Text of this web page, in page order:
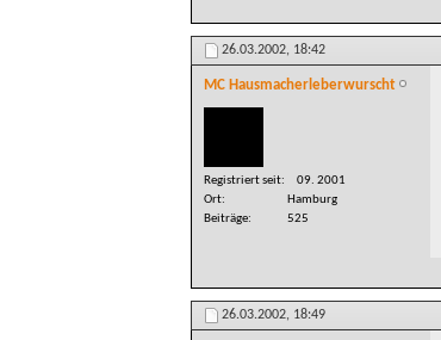
26.03.2002, 18:42
MC Hausmacherleberwurscht
Registriert seit
09. 2001
Ort
Hamburg
Beiträge
525
26.03.2002, 18:49